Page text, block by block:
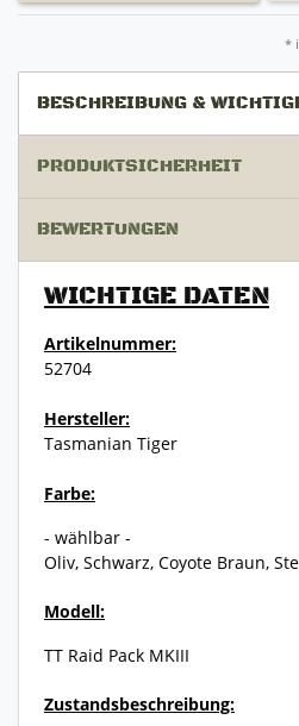
*
BESCHREIBUNG &
PRODUKTSICHERHEIT
BEWERTUNGEN
WICHTIGE DATEN
Artikelnummer:
52704
Hersteller:
Tasmanian Tiger
Farbe:
- wählbar -
Oliv, Schwarz, Coyote Braun,
Modell:
TT Raid Pack MKIII
Zustandsbeschreibung: